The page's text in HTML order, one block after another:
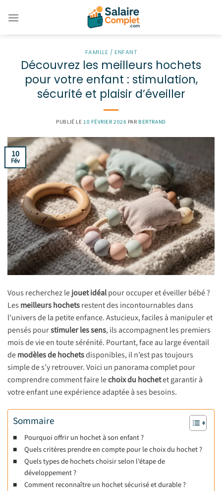
FAMILLE / ENFANT
Découvrez les meilleurs hochets
pour votre enfant : stimulation,
sécurité et plaisir d’éveiller
PUBLIÉ LE 10 FÉVRIER 2026 PAR BERTRAND
10
Fév
Vous recherchez lejouet idéalpour occuper et éveiller bébé ?
Les meilleurs hochetsrestent des incontournables dans
l’univers de la petite enfance. Astucieux, faciles à manipuler et
pensés pourstimuler les sens, ils accompagnent les premiers
mois de vie en toute sérénité. Pourtant, face au large éventail
demodèles de hochetsdisponibles, il n’est pas toujours
simple de s’y retrouver. Voici un panorama complet pour
comprendre comment faire lechoix du hochetet garantir à
votre enfant une expérience adaptée à ses besoins.
Sommaire
Pourquoi offrir un hochet à son enfant ?
Quels critères prendre en compte pour le choix du hochet ?
Quels types de hochets choisir selon l’étape de
développement ?
Comment reconnaître un hochet sécurisé et durable ?